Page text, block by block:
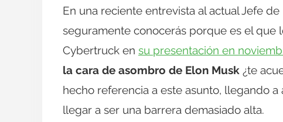
En una reciente entrevista al actual Jefe
seguramente conocerás porque es el que
Cybertruck en su presentación en
la cara de asombro de Elon Musk ¿te
hecho referencia a este asunto, llegando
llegar a ser una barrera demasiado alta.